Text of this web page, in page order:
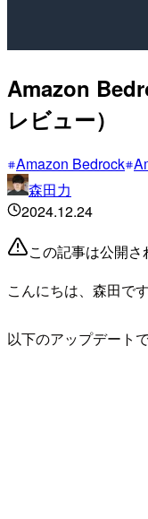
Amazon
レビュー）
Amazon Bedrock
森田力
2024.12.24
この記事は公開
こんにちは、森田です
以下のアップデート